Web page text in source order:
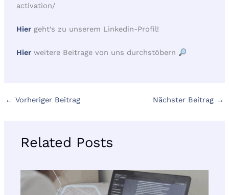
activation/
Hiergeht’s zu unserem Linkedin-Profil!
Hierweitere Beitrage von uns durchstöbern
← Vorheriger Beitrag Nächster Beitrag →
Related Posts